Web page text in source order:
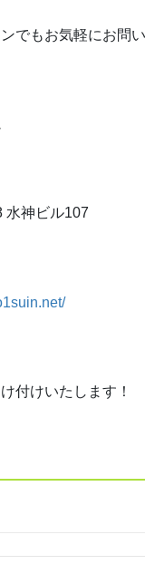
でもお気軽にお問
水神ビル107
付けいたします！